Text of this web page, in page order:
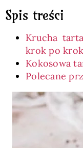
Spis treści
Krucha
krok po
Kokosowa
Polecane